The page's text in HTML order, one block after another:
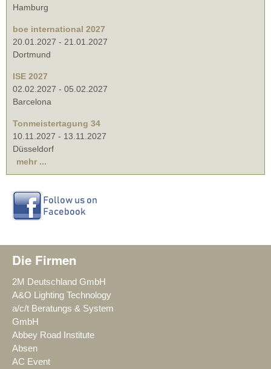
Hamburg
boe international 2027
20.01.2027 - 21.01.2027
Dortmund
ISE 2027
02.02.2027 - 05.02.2027
Barcelona
Tonmeistertagung 34
10.11.2027 - 13.11.2027
Düsseldorf
mehr ...
Die Firmen
2M Deutschland GmbH
A&O Lighting Technology
a/c/t Beratungs & System
GmbH
Abbey Road Institute
Absen
AC Event